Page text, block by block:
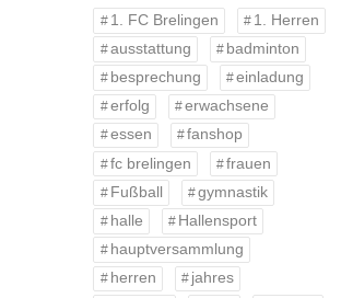
1. FC Brelingen
1. Herren
ausstattung
badminton
besprechung
einladung
erfolg
erwachsene
essen
fanshop
fc brelingen
frauen
Fußball
gymnastik
halle
Hallensport
hauptversammlung
herren
jahres